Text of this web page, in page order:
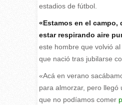
estadios de fútbol.
«Estamos en el campo,
estar respirando aire
este hombre que volvió
que nació tras jubilarse
«Acá en verano
para almorzar, pero llegó
que no podíamos comer